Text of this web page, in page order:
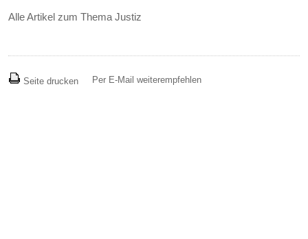
Alle Artikel zum Thema Justiz
Seite drucken Per E-Mail weiterempfehlen